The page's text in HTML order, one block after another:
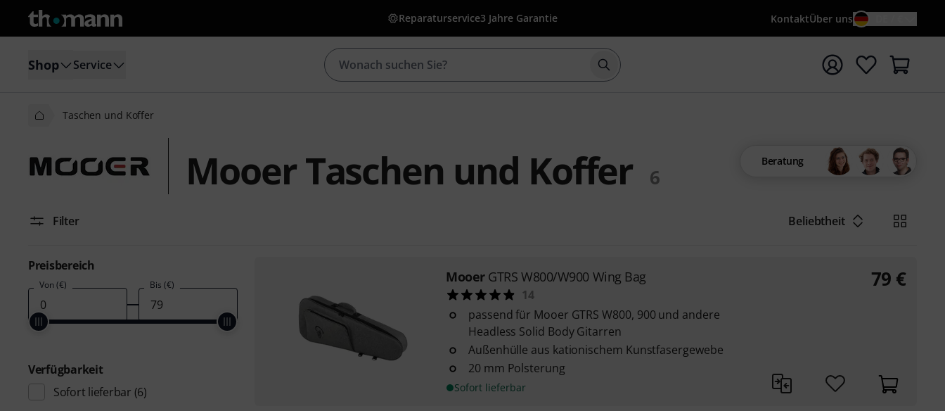
Reparaturservice3 Jahre Garantie KontaktÜber uns
Shop Service Suche mit Suchwort {searchTerm} starten
Taschen und Koffer
Mooer Taschen und Koffer 6
Beratung
Filter Beliebtheit
Preisbereich
Von (€) Bis (€)
Verfügbarkeit
Sofort lieferbar (6)
Mooer GTRS W800/W900 Wing Bag
14
passend für Mooer GTRS W800, 900 und andere
Headless Solid Body Gitarren
Außenhülle aus kationischem Kunstfasergewebe
20 mm Polsterung
Sofort lieferbar
79 €